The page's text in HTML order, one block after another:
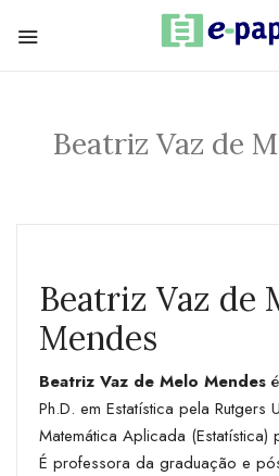
Beatriz Vaz de
Beatriz Vaz de
Mendes
Beatriz Vaz de Melo Mendes
Ph.D. em Estatística pela Rutgers
Matemática Aplicada (Estatística)
É professora da graduação e